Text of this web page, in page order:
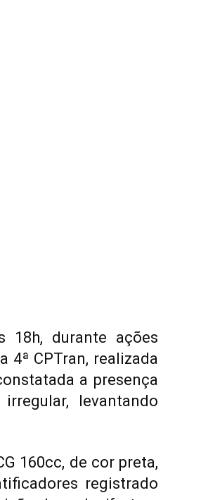
18h, durante ações
4ª CPTran, realizada
a presença
levantando
160cc, de cor preta,
registrado